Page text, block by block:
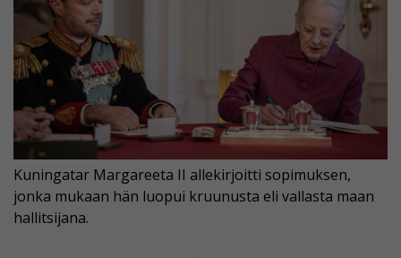
Kuningatar Margareeta II allekirjoitti sopimuksen,
jonka mukaan hän luopui kruunusta eli vallasta maan
hallitsijana.